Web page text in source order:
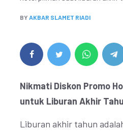
BY AKBAR SLAMET RIADI
Nikmati Diskon Promo
untuk Liburan Akhir
Liburan akhir tahun